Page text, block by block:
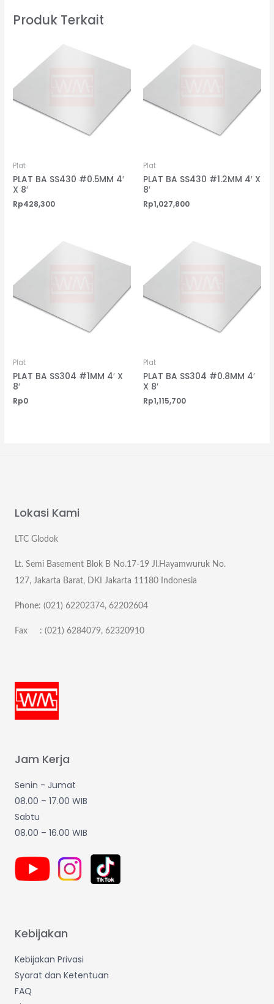
Produk Terkait
Plat
PLAT BA SS430 #0.5MM 4′
X 8′
Rp428,300
Plat
PLAT BA SS430 #1.2MM 4′ X
8′
Rp1,027,800
Plat
PLAT BA SS304 #1MM 4′ X
8′
Rp0
Plat
PLAT BA SS304 #0.8MM 4′
X 8′
Rp1,115,700
Lokasi Kami
LTC Glodok
Lt. Semi Basement Blok B No.17-19 Jl.Hayamwuruk No.
127, Jakarta Barat, DKI Jakarta 11180 Indonesia
Phone: (021) 62202374, 62202604
Fax : (021) 6284079, 62320910
Jam Kerja
Senin - Jumat
08.00 – 17.00 WIB
Sabtu
08.00 – 16.00 WIB
Kebijakan
Kebijakan Privasi
Syarat dan Ketentuan
FAQ